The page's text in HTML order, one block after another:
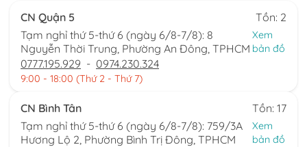
CN Quận 5
Tồn: 2
Tạm nghỉ thứ 5-thứ 6 (ngày 6/8-7/8): 8
Nguyễn Thời Trung, Phường An Đông, TPHCM
Xem
bản đồ
0777.195.929 - 0974.230.324
9:00 - 18:00 (Thứ 2 - Thứ 7)
CN Bình Tân
Tồn: 17
Tạm nghỉ thứ 5-thứ 6 (ngày 6/8-7/8): 759/3A
Hương Lộ 2, Phường Bình Trị Đông, TPHCM
Xem
bản đồ